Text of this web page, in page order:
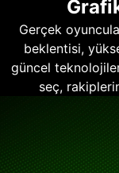
Gerçek
beklentisi,
güncel
seç,